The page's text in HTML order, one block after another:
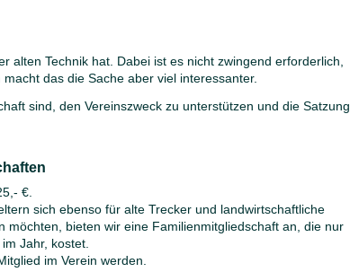
alten Technik hat. Dabei ist es nicht zwingend erforderlich,
das die Sache aber viel interessanter.
sind, den Vereinszweck zu unterstützen und die Satzung
€.
sich ebenso für alte Trecker und landwirtschaftliche
bieten wir eine Familienmitgliedschaft an, die nur
Jahr, kostet.
im Verein werden.